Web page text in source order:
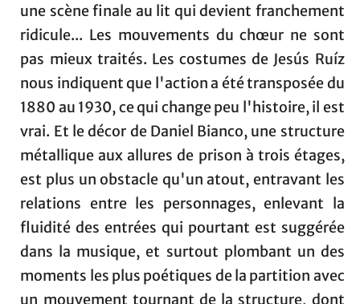
une scène finale au lit qui devient franchement
ridicule... Les mouvements du chœur ne sont
pas mieux traités. Les costumes de Jesús Ruíz
nous indiquent que l'action a été transposée du
1880 au 1930, ce qui change peu l'histoire, il est
vrai. Et le décor de Daniel Bianco, une structure
métallique aux allures de prison à trois étages,
est plus un obstacle qu'un atout, entravant les
relations entre les personnages, enlevant la
fluidité des entrées qui pourtant est suggérée
dans la musique, et surtout plombant un des
moments les plus poétiques de la partition avec
un mouvement tournant de la structure, dont